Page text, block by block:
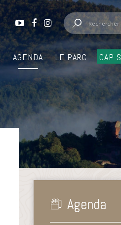
AGENDA LE PARC CAP
Agenda